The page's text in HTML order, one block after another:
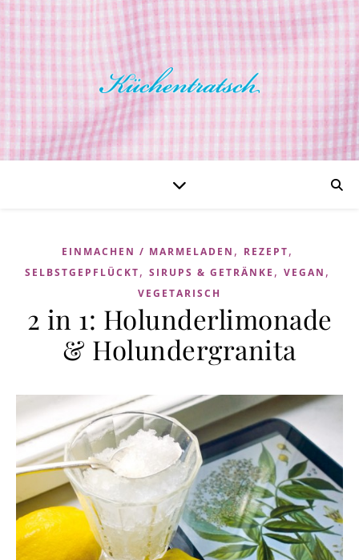
EINMACHEN / MARMELADEN , REZEPT,
SELBSTGEPFLÜCKT, SIRUPS & GETRÄNKE , VEGAN ,
VEGETARISCH
2 in 1: Holunderlimonade
& Holundergranita